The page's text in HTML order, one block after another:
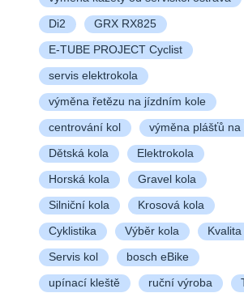
Di2 GRX RX825
E-TUBE PROJECT Cyclist
servis elektrokola
výměna řetězu na jízdním kole
centrování kol výměna plášťů na
Dětská kola Elektrokola
Horská kola Gravel kola
Silniční kola Krosová kola
Cyklistika Výběr kola Kvalita
Servis kol bosch eBike
upínací kleště ruční výroba